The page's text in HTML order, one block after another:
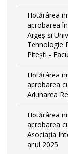
Hotărârea
aprobarea
Argeș și
Tehnologie
Pitești -
Hotărârea
aprobarea
Adunarea
Hotărârea
aprobarea
Asociația
anul 2025